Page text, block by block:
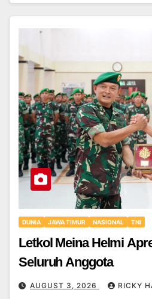
DUNIA JAWA TIMUR NASIONAL TNI
Letkol Meina Helmi
Seluruh Anggota
AUGUST 3, 2026 RICKY